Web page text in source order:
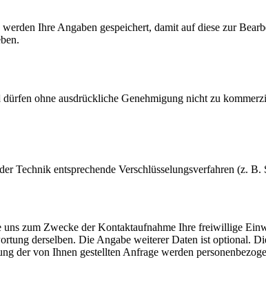
Ihre Angaben gespeichert, damit auf diese zur
ohne ausdrückliche Genehmigung nicht zu
Technik entsprechende Verschlüsselungsverfahren (z.
zum Zwecke der Kontaktaufnahme Ihre freiwillige
derselben. Die Angabe weiterer Daten ist optional.
der von Ihnen gestellten Anfrage werden